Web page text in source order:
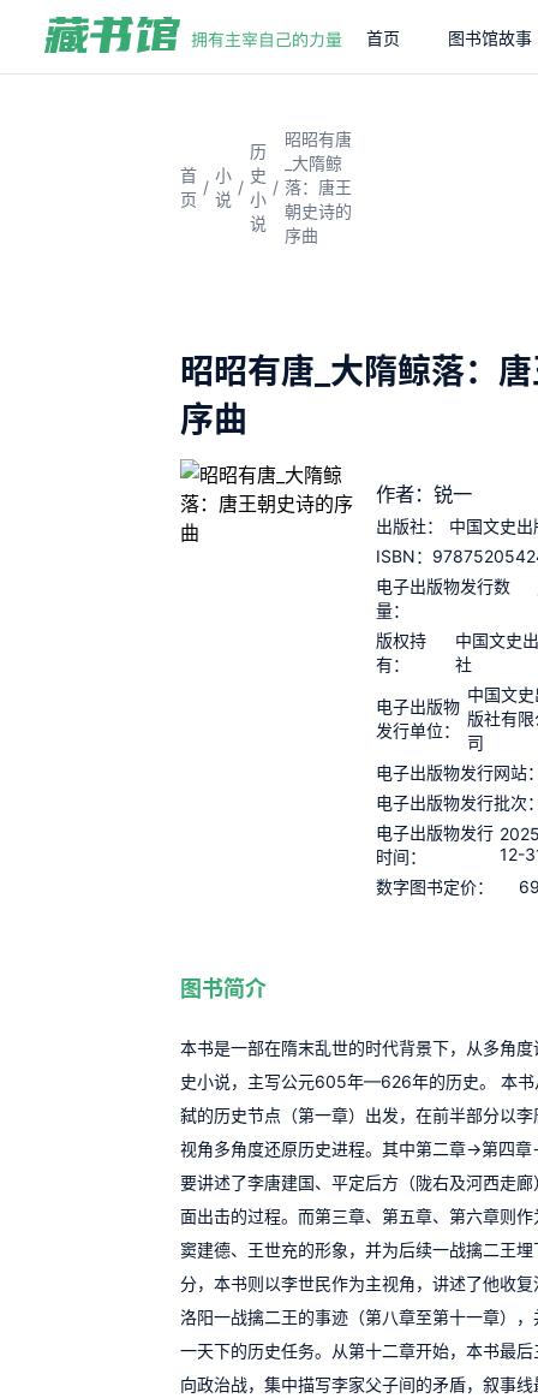
首页 图书馆故事
首
页
/
小
说
/
历
史
小
说
/
昭昭有唐
_大隋鲸
落：唐王
朝史诗的
序曲
昭昭有唐_大隋鲸落：
序曲
作者：锐一
出版社：
中国文史出
ISBN：
电子出版物发行数
量：
版权持
有：
中国文史
社
电子出版物
发行单位：
中国文史
版社有限
司
电子出版物发行网站
电子出版物发行批次
电子出版物发行
时间：
12-
数字图书定价：
图书简介
本书是一部在隋末乱世的时代背景下，从多角
史小说，主写公元605年—626年的历史。 本书
弑的历史节点（第一章）出发，在前半部分以
视角多角度还原历史进程。其中第二章→第四
要讲述了李唐建国、平定后方（陇右及河西走
面出击的过程。而第三章、第五章、第六章则
窦建德、王世充的形象，并为后续一战擒二王
分，本书则以李世民作为主视角，讲述了他收
洛阳一战擒二王的事迹（第八章至第十一章）
一天下的历史任务。从第十二章开始，本书最
向政治战，集中描写李家父子间的矛盾，叙事